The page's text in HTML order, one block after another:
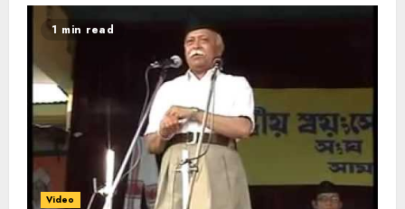
1 min read
Video